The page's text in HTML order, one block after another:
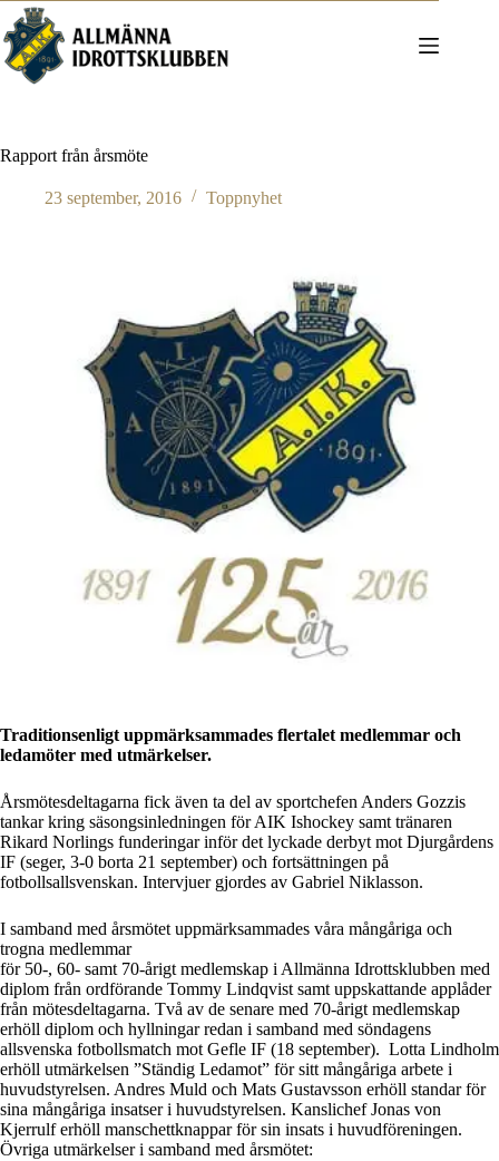
Hoppa
till
innehåll
Rapport från årsmöte
23 september, 2016 Toppnyhet
Traditionsenligt uppmärksammades flertalet medlemmar och
ledamöter med utmärkelser.
Årsmötesdeltagarna fick även ta del av sportchefen Anders Gozzis
tankar kring säsongsinledningen för AIK Ishockey samt tränaren
Rikard Norlings funderingar inför det lyckade derbyt mot Djurgårdens
IF (seger, 3-0 borta 21 september) och fortsättningen på
fotbollsallsvenskan. Intervjuer gjordes av Gabriel Niklasson.
I samband med årsmötet uppmärksammades våra mångåriga och
trogna medlemmar
för 50-, 60- samt 70-årigt medlemskap i Allmänna Idrottsklubben med
diplom från ordförande Tommy Lindqvist samt uppskattande applåder
från mötesdeltagarna. Två av de senare med 70-årigt medlemskap
erhöll diplom och hyllningar redan i samband med söndagens
allsvenska fotbollsmatch mot Gefle IF (18 september). Lotta Lindholm
erhöll utmärkelsen ”Ständig Ledamot” för sitt mångåriga arbete i
huvudstyrelsen. Andres Muld och Mats Gustavsson erhöll standar för
sina mångåriga insatser i huvudstyrelsen. Kanslichef Jonas von
Kjerrulf erhöll manschettknappar för sin insats i huvudföreningen.
Övriga utmärkelser i samband med årsmötet: